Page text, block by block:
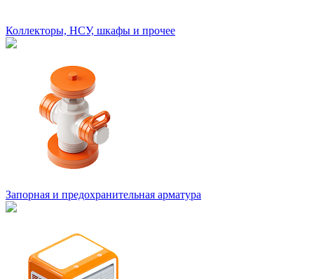
Коллекторы, НСУ, шкафы и прочее
Запорная и предохранительная арматура